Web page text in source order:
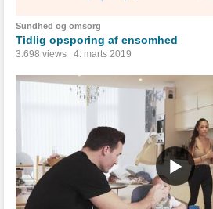
Sundhed og omsorg
Tidlig opsporing af ensomhed
3.698 views 4. marts 2019